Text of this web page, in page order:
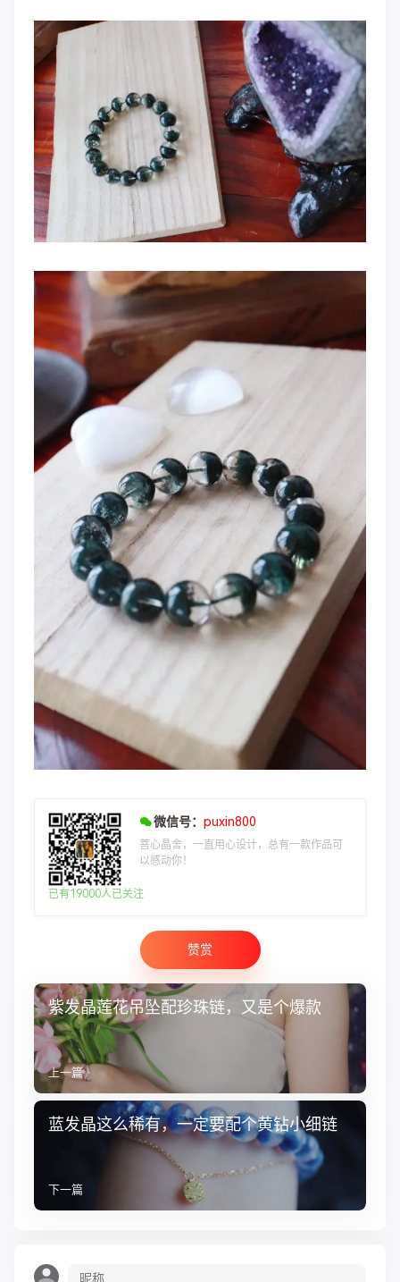
微信号： puxin800
菩心晶舍，一直用心设计，总有一款作品可
以感动你！
已有19000人已关注
赞赏
紫发晶莲花吊坠配珍珠链，又是个爆款
上一篇
蓝发晶这么稀有，一定要配个黄钻小细链
下一篇